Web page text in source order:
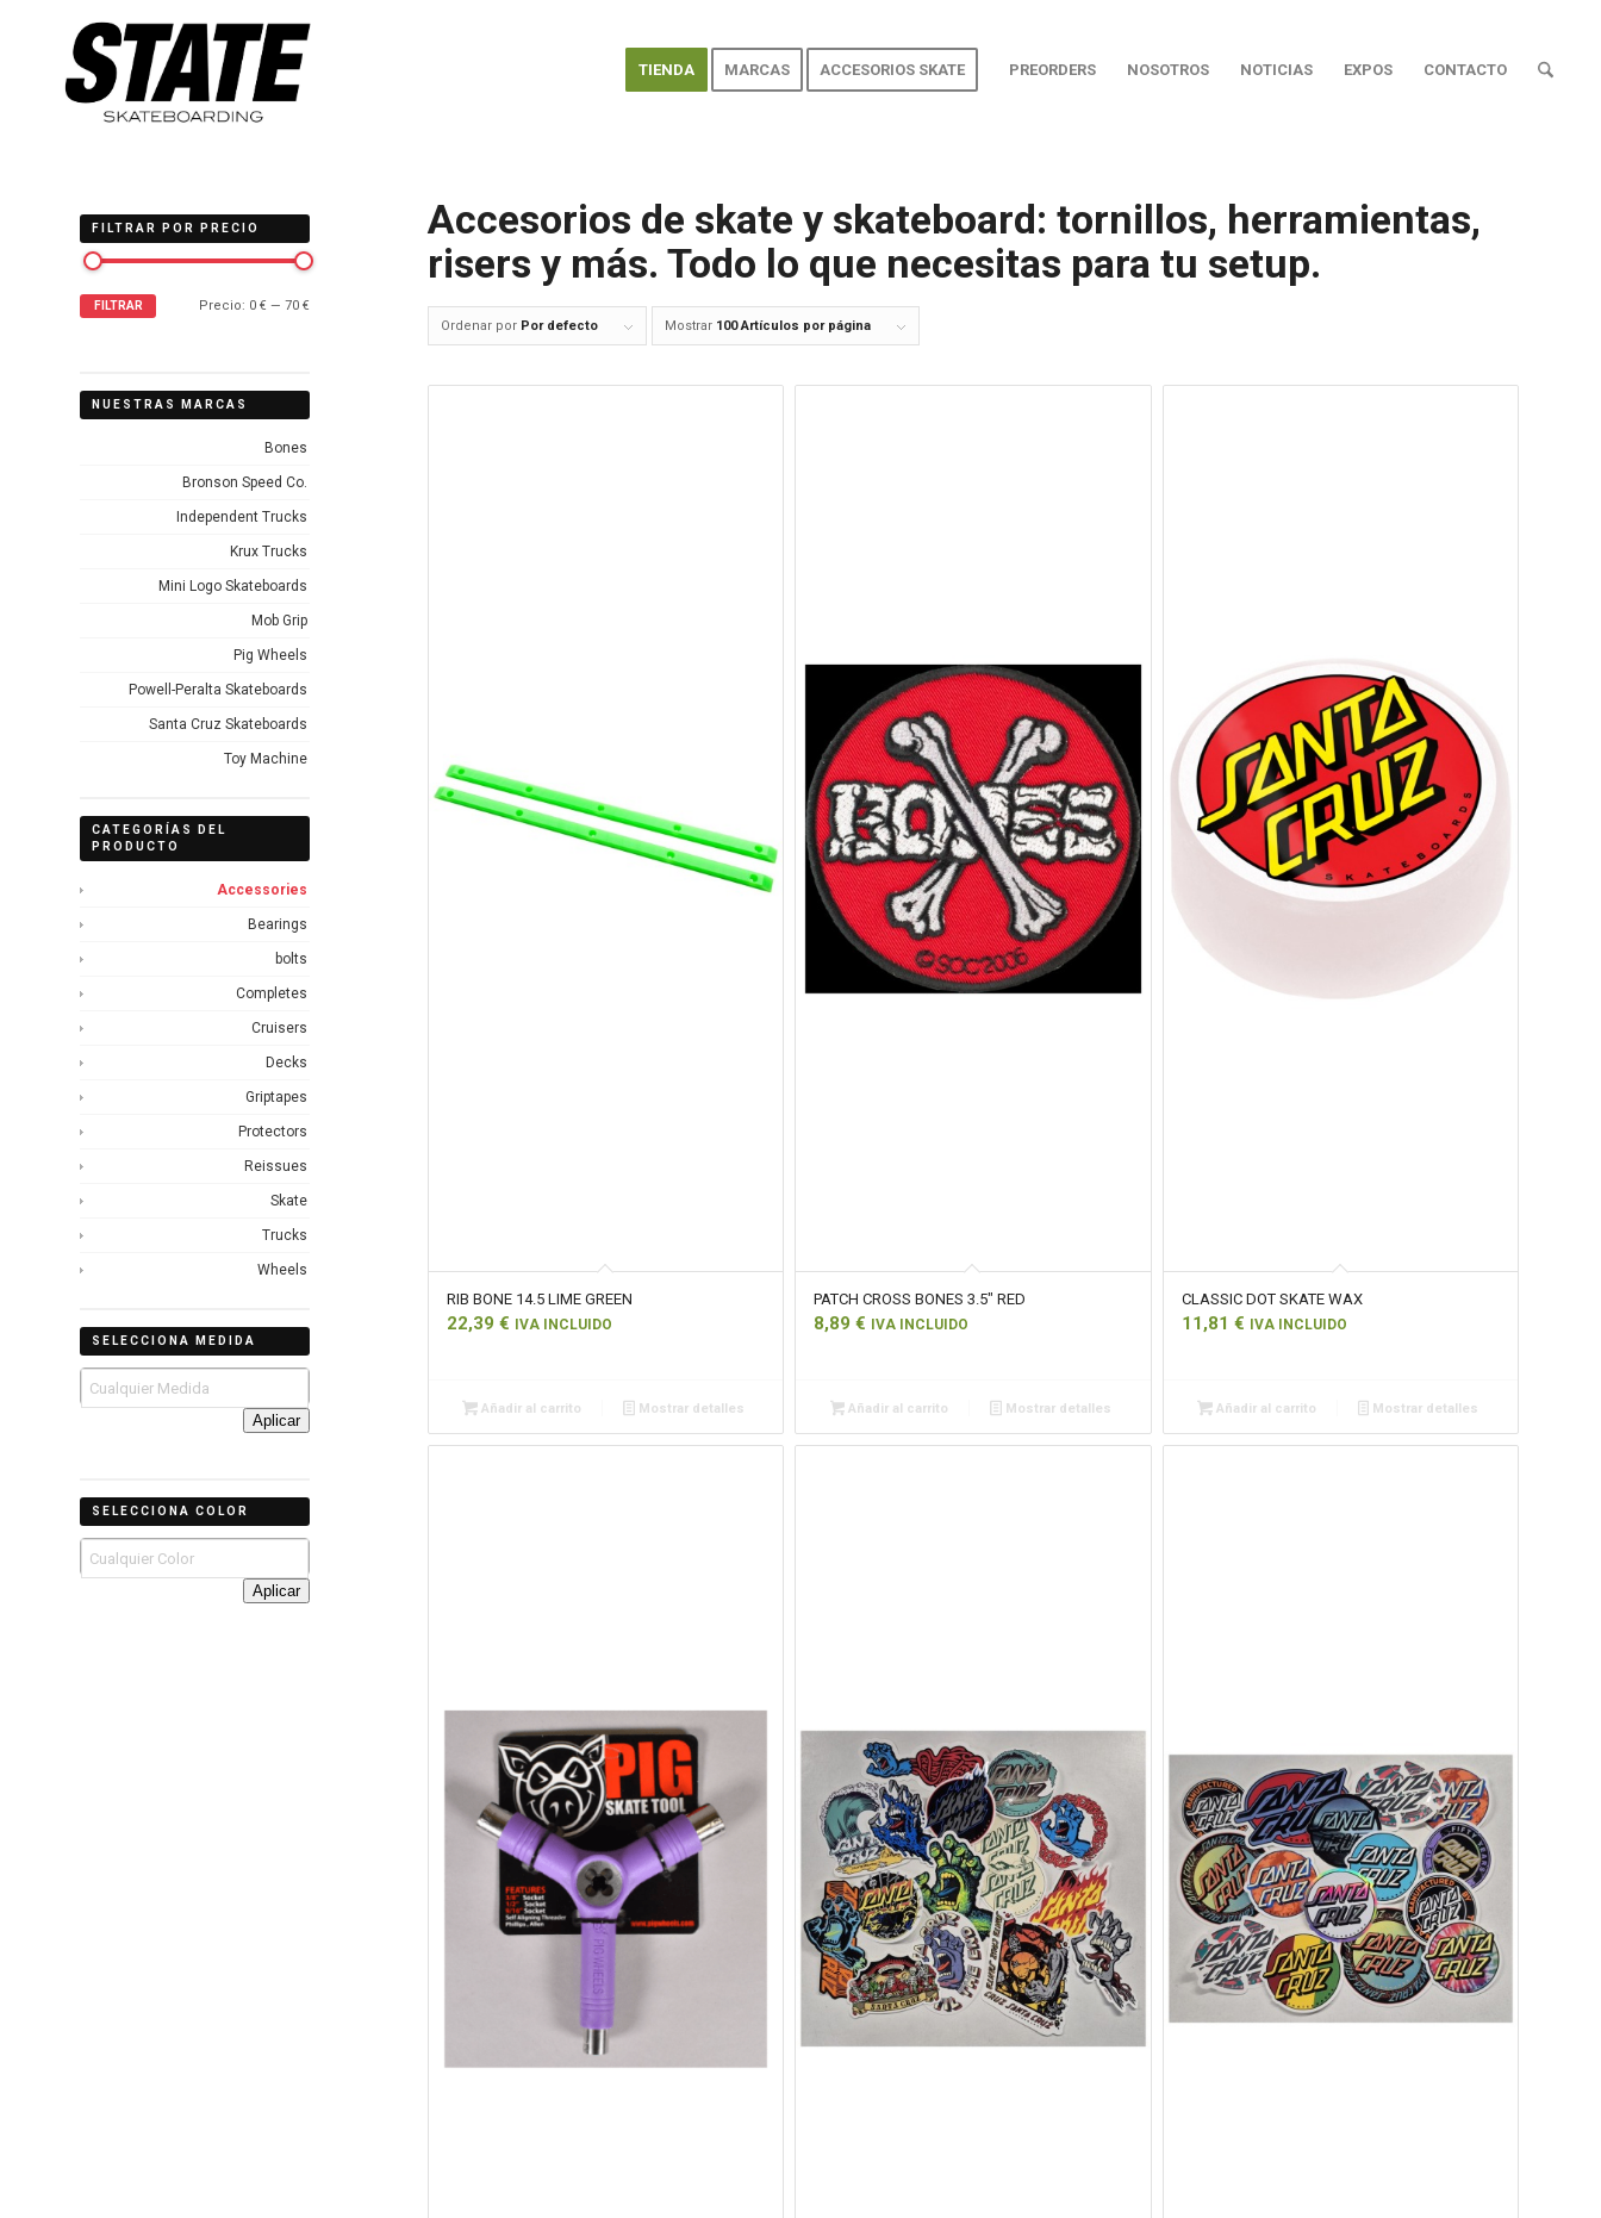
TIENDA MARCAS ACCESORIOS SKATE PREORDERS NOSOTROS NOTICIAS EXPOS CONTACTO
Accesorios de skate y skateboard: tornillos, herramientas,
risers y más. Todo lo que necesitas para tu setup.
Ordenar por Por defecto Mostrar 100 Artículos por página
RIB BONE 14.5 LIME GREEN
22,39 € IVA INCLUIDO
Añadir al carrito Mostrar detalles
PATCH CROSS BONES 3.5″ RED
8,89€ IVA INCLUIDO
Añadir al carrito Mostrar detalles
CLASSIC DOT SKATE WAX
11,81 € IVA INCLUIDO
Añadir al carrito Mostrar detalles
FILTRAR POR PRECIO
FILTRAR Precio: 0 € — 70 €
NUESTRAS MARCAS
Bones
Bronson Speed Co.
Independent Trucks
Krux Trucks
Mini Logo Skateboards
Mob Grip
Pig Wheels
Powell-Peralta Skateboards
Santa Cruz Skateboards
Toy Machine
CATEGORÍAS DEL
PRODUCTO
Accessories
Bearings
bolts
Completes
Cruisers
Decks
Griptapes
Protectors
Reissues
Skate
Trucks
Wheels
SELECCIONA MEDIDA
Aplicar
SELECCIONA COLOR
Aplicar